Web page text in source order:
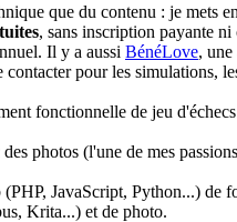
que du contenu : je mets
, sans inscription payante ni
Il y a aussi BénéLove,
pour les simulations,
fonctionnelle de jeu
photos (l'une de mes
JavaScript, Python...) de
Krita...) et de photo.